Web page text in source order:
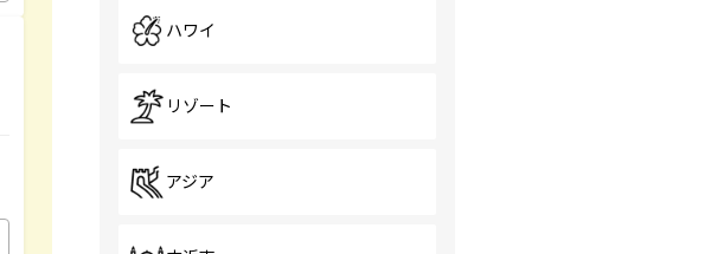
ハワイ
リゾート
アジア